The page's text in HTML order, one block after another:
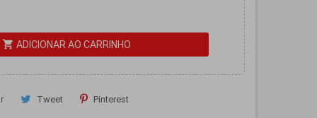
shopping_cart ADICIONAR AO CARRINHO
Tweet Pinterest